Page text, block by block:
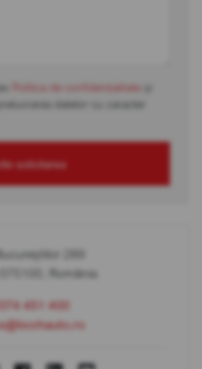
Politica de confidențialitate
datelor cu caracter
solicitarea
289
075100, România
451 400